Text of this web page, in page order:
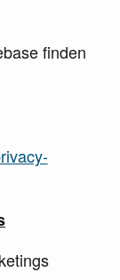
finden